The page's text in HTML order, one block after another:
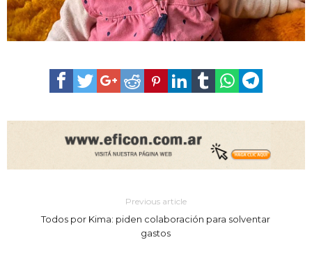
Previous article
Todos por Kima: piden colaboración para solventar
gastos